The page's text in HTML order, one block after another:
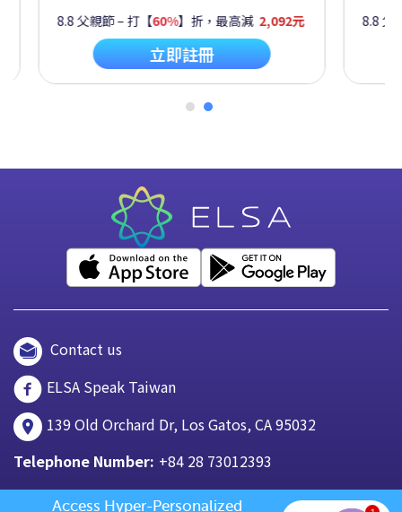
】折，最高減2,092元 8.8 父親節 – 打【50% 】折，最高
Contact us
ELSA Speak Taiwan
139 Old Orchard Dr, Los Gatos, CA 95032
Telephone Number: +84 28 73012393
Access Hyper-Personalized